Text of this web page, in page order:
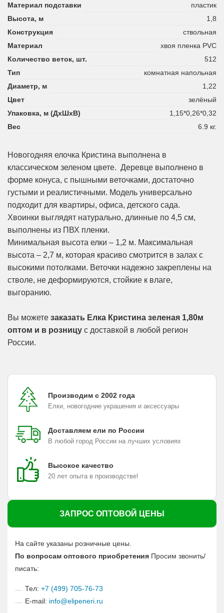
Материал подставки
пластик
Высота, м
1,8
Конструкция
ствольная
Материал
хвоя пленка PVC
Количество веток, шт.
512
Тип
комнатная напольная
Диаметр, м
1,22
Цвет
зелёный
Упаковка, м (ДхШхВ)
1,15*0,26*0,32
Вес
6.9 кг.
Новогодняя елочка Кристина выполнена в
классическом зеленом цвете. Деревце выполнено в
форме конуса, с пышными веточками, достаточно
густыми и реалистичными. Модель универсально
подходит для квартиры, офиса, детского сада.
Хвоинки выглядят натурально, длинные по 4,5 см,
выполнены из ПВХ пленки.
Минимальная высота елки – 1,2 м. Максимальная
высота – 2,7 м, которая красиво смотрится в залах с
высокими потолками. Веточки надежно закреплены на
стволе, не деформируются, стойкие к влаге,
выгоранию.
Вы можете заказать Елка Кристина зеленая 1,80м
оптом и в розницу с доставкой в любой регион
России.
Производим с 2002 года
Елки, новогодние украшения и аксессуары
Доставляем ели по России
В любой город России на лучших условиях
Высокое качество
20 лет опыта в производстве!
ЗАПРОС ОПТОВОЙ ЦЕНЫ
На сайте указаны розничные цены.
По вопросам оптового приобретения Просим звонить/
писать:
Тел: +7 (499) 705-76-73
E-mail: info@elipeneri.ru